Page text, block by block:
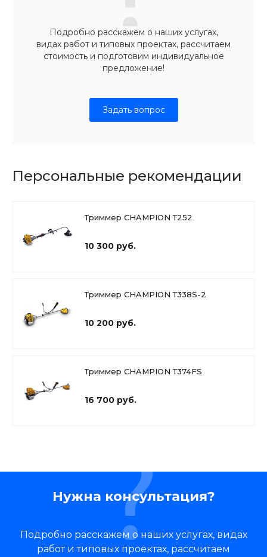
Подробно расскажем о наших услугах,
видах работ и типовых проектах, рассчитаем
стоимость и подготовим индивидуальное
предложение!
Задать вопрос
Персональные рекомендации
Триммер CHAMPION Т252
10 300 руб.
Триммер CHAMPION Т338S-2
10 200 руб.
Триммер CHAMPION Т374FS
16 700 руб.
Нужна консультация?
Подробно расскажем о наших услугах, видах
работ и типовых проектах, рассчитаем